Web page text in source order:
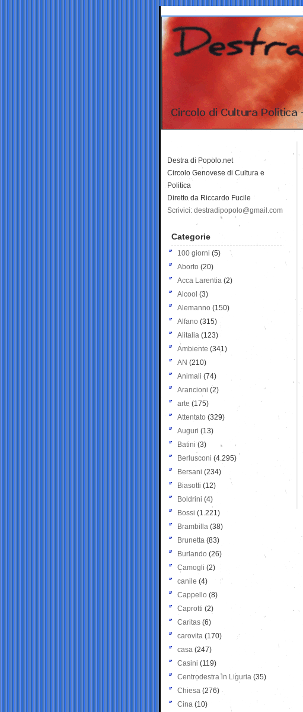
Destra di Popolo.net
Circolo Genovese di Cultura e
Politica
Diretto da Riccardo Fucile
Scrivici: destradipopolo@gmail.com
Categorie
100 giorni (5)
Aborto (20)
Acca Larentia (2)
Alcool (3)
Alemanno (150)
Alfano (315)
Alitalia (123)
Ambiente (341)
AN (210)
Animali (74)
Arancioni (2)
arte (175)
Attentato (329)
Auguri (13)
Batini (3)
Berlusconi (4.295)
Bersani (234)
Biasotti (12)
Boldrini (4)
Bossi (1.221)
Brambilla (38)
Brunetta (83)
Burlando (26)
Camogli (2)
canile (4)
Cappello (8)
Caprotti (2)
Caritas (6)
carovita (170)
casa (247)
Casini (119)
Centrodestra in Liguria (35)
Chiesa (276)
Cina (10)